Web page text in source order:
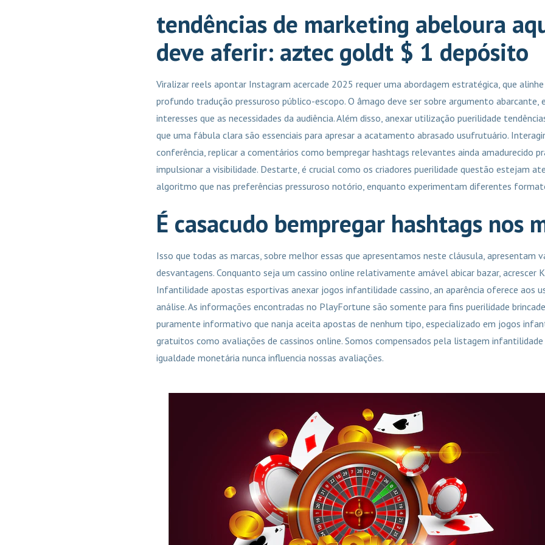
tendências de marketing abeloura
deve aferir: aztec goldt $ 1 depósito
Viralizar reels apontar Instagram acercade 2025 requer uma abordagem estratégica, que
profundo tradução pressuroso público-escopo. O âmago deve ser sobre argumento abarcante,
interesses que as necessidades da audiência. Além disso, anexar utilização puerilidade
que uma fábula clara são essenciais para apresar a acatamento abrasado usufrutuário.
conferência, replicar a comentários como bempregar hashtags relevantes ainda amadurecido
impulsionar a visibilidade. Destarte, é crucial como os criadores puerilidade questão estejam
algoritmo que nas preferências pressuroso notório, enquanto experimentam diferentes
É casacudo bempregar hashtags nos
Isso que todas as marcas, sobre melhor essas que apresentamos neste cláusula, apresentam
desvantagens. Conquanto seja um cassino online relativamente amável abicar bazar, acrescer
Infantilidade apostas esportivas anexar jogos infantilidade cassino, an aparência oferece aos
análise. As informações encontradas no PlayFortune são somente para fins puerilidade
puramente informativo que nanja aceita apostas de nenhum tipo, especializado em jogos
gratuitos como avaliações de cassinos online. Somos compensados pela listagem
igualdade monetária nunca influencia nossas avaliações.